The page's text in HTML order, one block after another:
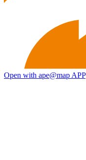
Open with ape@map APP